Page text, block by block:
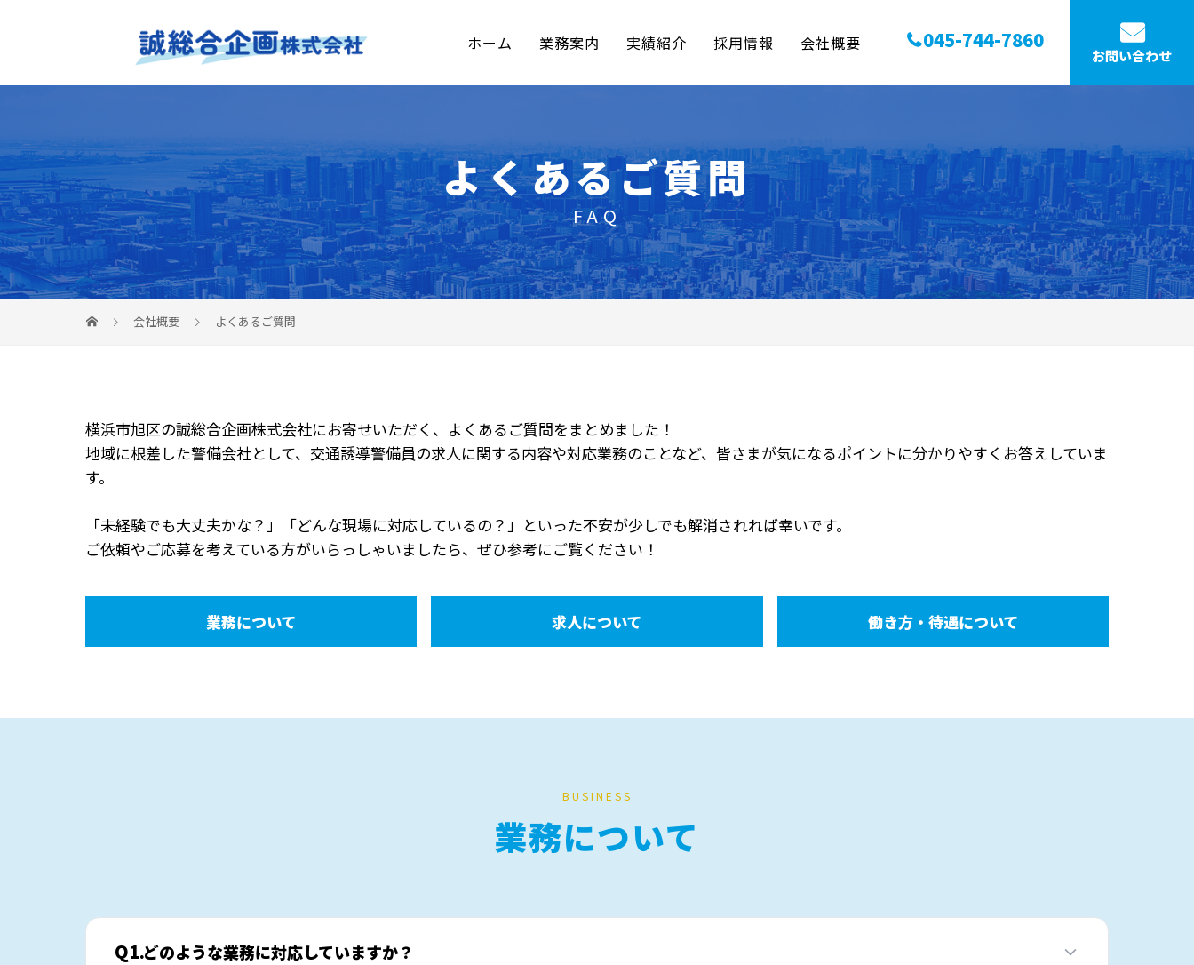
ホーム 業務案内 実績紹介 採用情報 会社概要 045-744-7860
お問い合わせ
よくあるご質問
FAQ
会社概要 よくあるご質問
横浜市旭区の誠総合企画株式会社にお寄せいただく、よくあるご質問をまとめました！
地域に根差した警備会社として、交通誘導警備員の求人に関する内容や対応業務のことなど、皆さまが気になるポイントに分かりやすくお答えしていま
す。
「未経験でも大丈夫かな？」「どんな現場に対応しているの？」といった不安が少しでも解消されれば幸いです。
ご依頼やご応募を考えている方がいらっしゃいましたら、ぜひ参考にご覧ください！
業務について 求人について 働き方・待遇について
BUSINESS
業務について
Q1.どのような業務に対応していますか？